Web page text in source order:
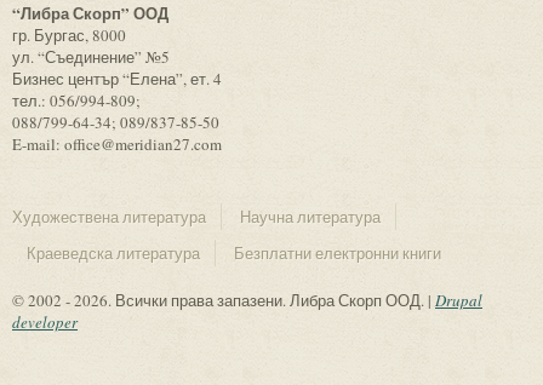
“Либра Скорп” ООД
гр. Бургас, 8000
ул. “Съединение” №5
Бизнес център “Елена”, ет. 4
тел.: 056/994-809;
088/799-64-34; 089/837-85-50
E-mail: office@meridian27.com
Художествена литература
Научна литература
Краеведска литература
Безплатни електронни книги
© 2002 - 2026. Всички права запазени. Либра Скорп ООД. | Drupal
developer